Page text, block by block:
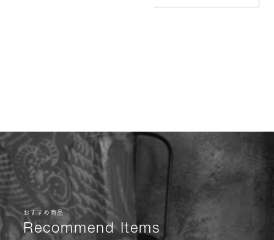
おすすめ商品
Recommend Items